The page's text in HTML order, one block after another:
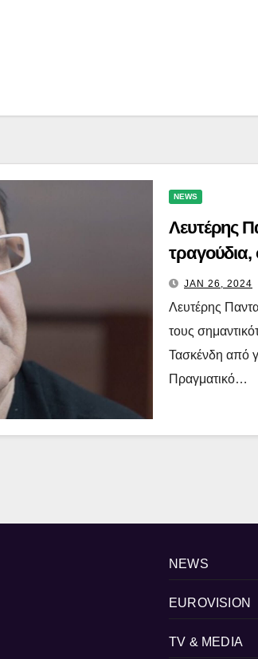
NEWS
Λευτέρης
τραγούδια,
JAN 26, 2024
Λευτέρης
τους
Τασκένδη από
Πραγματικό…
NEWS
EUROVISION
TV & MEDIA